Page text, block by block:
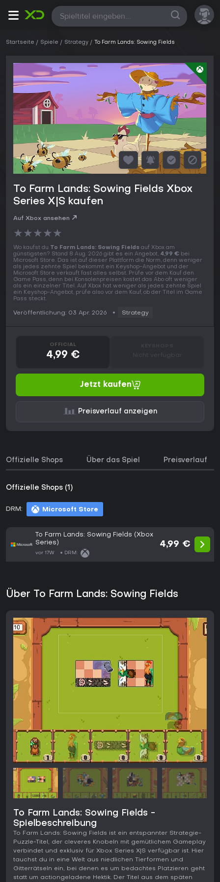
Alle
Startseite Spiele Strategy To Farm Lands: Sowing Fields
To Farm Lands: Sowing Fields Xbox
Series X|S kaufen
Auf Xbox ansehen
★★★★★
Wo kaufst du To Farm Lands: Sowing Fields auf Xbox am
günstigsten? Stand 8 Aug. 2026 gibt es ein Angebot, 4,99 € bei
Microsoft Store. Das ist auf dieser Plattform die Norm, denn weniger
als jedes zehnte Spiel bekommt ein Keyshop-Angebot und der
Microsoft Store verkauft fast alles selbst. Prüfe vor dem Kauf den
Game Pass, denn bei Konsolenpreisen kostet das Abo oft weniger
als ein einzelner Titel. Auf Xbox hat weniger als jedes zehnte Spiel
ein Keyshop-Angebot, prüfe also vor dem Kauf, ob der Titel im Game
Pass steckt.
Veröffentlichung: 03 Apr. 2026 Strategy
OFFICIAL
4,99 € Nicht verfügbar
Jetzt kaufen
Preisverlauf anzeigen
Offizielle Shops Über das Spiel Preisverlauf
Offizielle Shops (1)
DRM: Microsoft Store
To Farm Lands: Sowing Fields (Xbox
Series)
vor 17W DRM:
4,99 €
Über To Farm Lands: Sowing Fields
To Farm Lands: Sowing Fields -
Spielbeschreibung
To Farm Lands: Sowing Fields ist ein entspannter Strategie-
Puzzle-Titel, der cleveres Knobeln mit gemütlichem Gameplay
verbindet und exklusiv für Xbox Series X|S verfügbar ist. Hier
tauchst du in eine Welt aus niedlichen Tierformen und
Gitterrätseln ein, bei denen es um bedachtes Platzieren geht
statt um actiongeladene Hektik. Der Titel aus dem späten